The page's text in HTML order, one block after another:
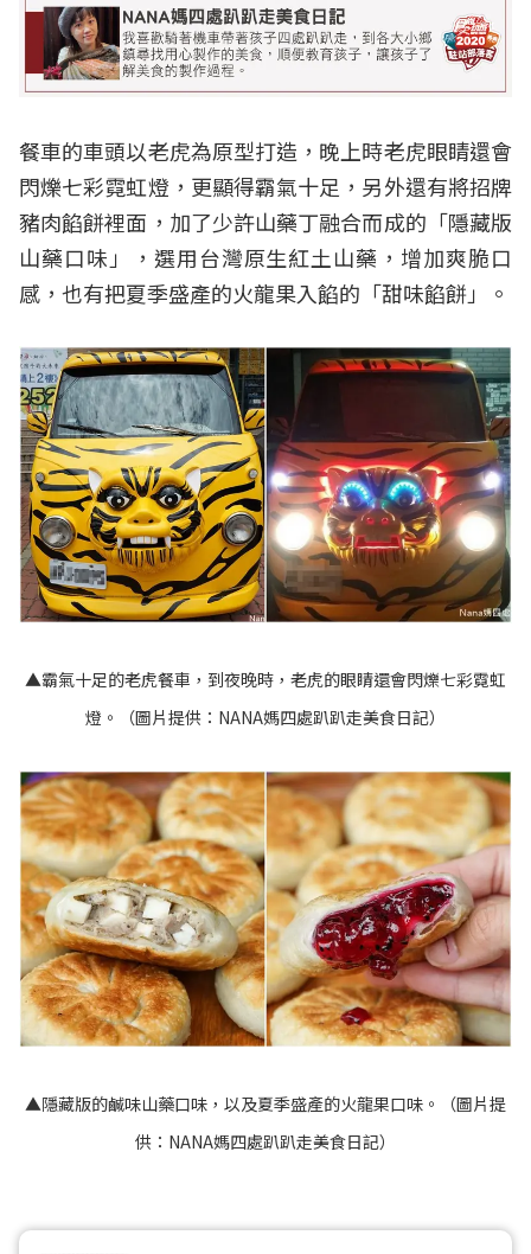
餐車的車頭以老虎為原型打造，晚上時老虎眼睛還會
閃爍七彩霓虹燈，更顯得霸氣十足，另外還有將招牌
豬肉餡餅裡面，加了少許山藥丁融合而成的「隱藏版
山藥口味」，選用台灣原生紅土山藥，增加爽脆口
感，也有把夏季盛產的火龍果入餡的「甜味餡餅」。
▲霸氣十足的老虎餐車，到夜晚時，老虎的眼睛還會閃爍七彩霓虹
燈。（圖片提供：NANA媽四處趴趴走美食日記）
▲隱藏版的鹹味山藥口味，以及夏季盛產的火龍果口味。（圖片提
供：NANA媽四處趴趴走美食日記）